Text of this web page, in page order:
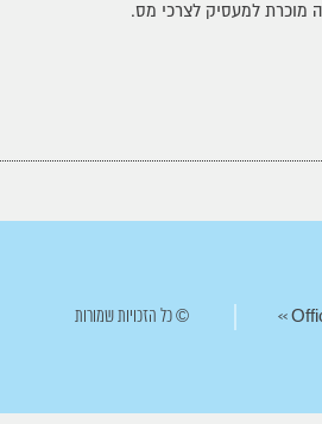
מוכרת למעסיק לצרכי מס.
© כל הזכויות שמורות